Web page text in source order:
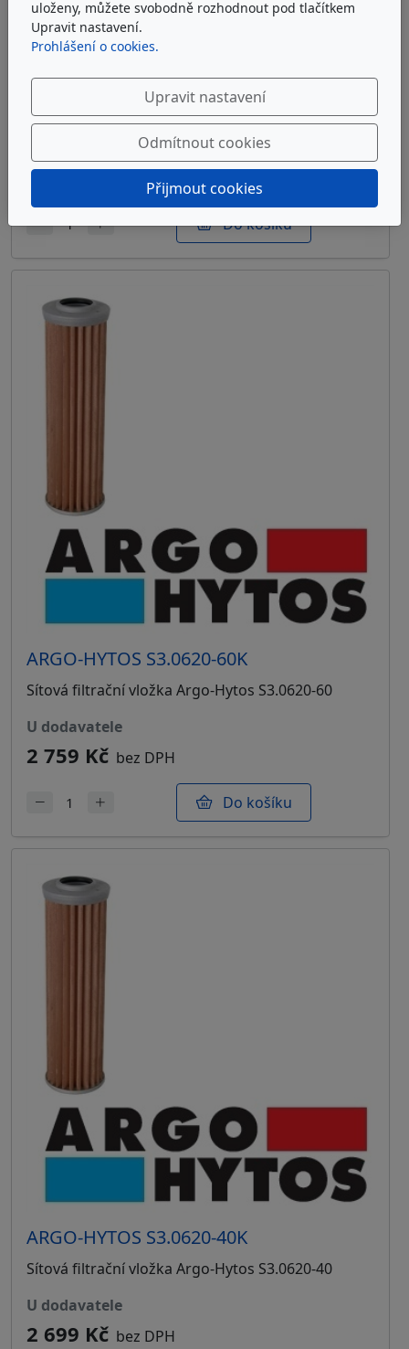
ARGO-HYTOS S2.1217-03K
Sítová filtrační vložka Argo-Hytos S2.1217-03K
7 472 Kč bez DPH
Do košíku
ARGO-HYTOS S3.0620-60K
Sítová filtrační vložka Argo-Hytos S3.0620-60
u dodavatele
2 759 Kč bez DPH
Do košíku
ARGO-HYTOS S3.0620-40K
Sítová filtrační vložka Argo-Hytos S3.0620-40
u dodavatele
2 699 Kč bez DPH
uloženy, můžete svobodně rozhodnout pod tlačítkem
Upravit nastavení.
Prohlášení o cookies.
Upravit nastavení
Odmítnout cookies
Přijmout cookies